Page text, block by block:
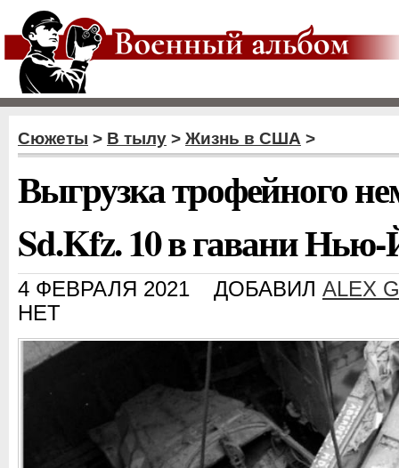
Сюжеты > В тылу > Жизнь в США >
Выгрузка трофейного
Sd.Kfz. 10 в гавани
4 ФЕВРАЛЯ 2021 ДОБАВИЛ ALEX
НЕТ